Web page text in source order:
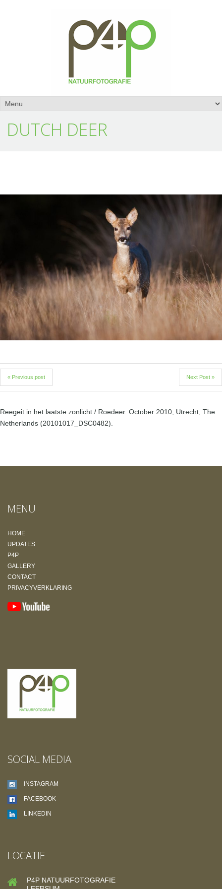
DUTCH DEER
« Previous post Next Post »
Reegeit in het laatste zonlicht / Roedeer. October 2010, Utrecht, The
Netherlands (20101017_DSC0482).
MENU
HOME
UPDATES
P4P
GALLERY
CONTACT
PRIVACYVERKLARING
SOCIAL MEDIA
INSTAGRAM
FACEBOOK
LINKEDIN
LOCATIE
P4P NATUURFOTOGRAFIE